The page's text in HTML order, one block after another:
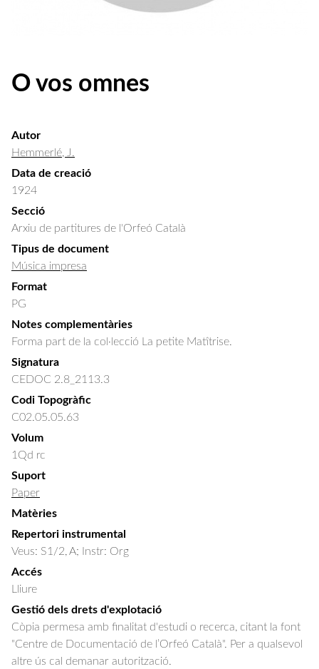
O vos omnes
Autor
Hemmerlé, J.
Data de creació
1924
Secció
Arxiu de partitures de l'Orfeó Català
Tipus de document
Música impresa
Format
PG
Notes complementàries
Forma part de la col·lecció La petite Matîtrise.
Signatura
CEDOC 2.8_2113.3
Codi Topogràfic
C02.05.05.63
Volum
1Qd rc
Suport
Paper
Matèries
Repertori instrumental
Veus: S1/2, A; Instr: Org
Accés
Lliure
Gestió dels drets d'explotació
Còpia permesa amb finalitat d'estudi o recerca, citant la font
"Centre de Documentació de l’Orfeó Català". Per a qualsevol
altre ús cal demanar autorització.